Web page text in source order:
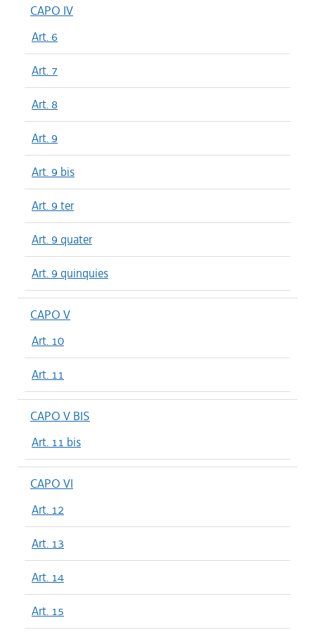
CAPO IV
Art. 6
Art. 7
Art. 8
Art. 9
Art. 9 bis
Art. 9 ter
Art. 9 quater
Art. 9 quinquies
CAPO V
Art. 10
Art. 11
CAPO V BIS
Art. 11 bis
CAPO VI
Art. 12
Art. 13
Art. 14
Art. 15